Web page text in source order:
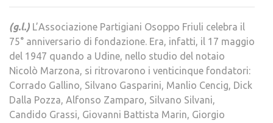
(g.l.) L’Associazione Partigiani Osoppo Friuli celebra il
75° anniversario di fondazione. Era, infatti, il 17 maggio
del 1947 quando a Udine, nello studio del notaio
Nicolò Marzona, si ritrovarono i venticinque fondatori:
Corrado Gallino, Silvano Gasparini, Manlio Cencig, Dick
Dalla Pozza, Alfonso Zamparo, Silvano Silvani,
Candido Grassi, Giovanni Battista Marin, Giorgio